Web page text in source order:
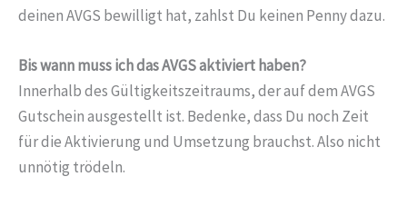
deinen AVGS bewilligt hat, zahlst Du keinen Penny dazu.
Bis wann muss ich das AVGS aktiviert haben?
Innerhalb des Gültigkeitszeitraums, der auf dem AVGS
Gutschein ausgestellt ist. Bedenke, dass Du noch Zeit
für die Aktivierung und Umsetzung brauchst. Also nicht
unnötig trödeln.